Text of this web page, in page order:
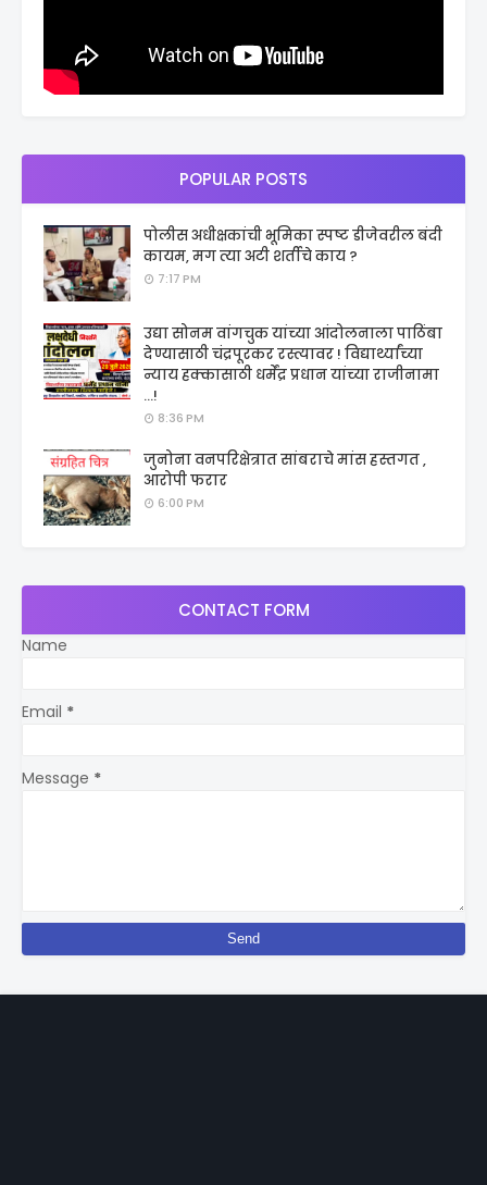
POPULAR POSTS
पोलीस अधीक्षकांची भूमिका स्पष्ट डीजेवरील बंदी
कायम, मग त्या अटी शर्तीचे काय ?
7:17 PM
उद्या सोनम वांगचुक यांच्या आंदोलनाला पाठिंबा
देण्यासाठी चंद्रपूरकर रस्त्यावर ! विद्यार्थ्यांच्या
न्याय हक्कासाठी धर्मेंद्र प्रधान यांच्या राजीनामा
...!
8:36 PM
जुनोना वनपरिक्षेत्रात सांबराचे मांस हस्तगत ,
आरोपी फरार
6:00 PM
CONTACT FORM
Name
Email *
Message *